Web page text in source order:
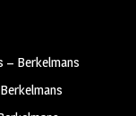
– Berkelmans